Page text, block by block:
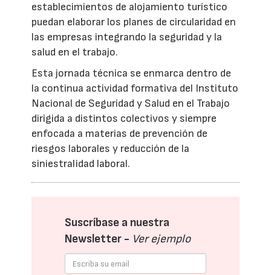
establecimientos de alojamiento turístico
puedan elaborar los planes de circularidad en
las empresas integrando la seguridad y la
salud en el trabajo.
Esta jornada técnica se enmarca dentro de
la continua actividad formativa del Instituto
Nacional de Seguridad y Salud en el Trabajo
dirigida a distintos colectivos y siempre
enfocada a materias de prevención de
riesgos laborales y reducción de la
siniestralidad laboral.
Suscríbase a nuestra
Newsletter - Ver ejemplo